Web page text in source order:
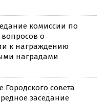
комиссии по
о
к награждению
наградами
Городского совета
заседание